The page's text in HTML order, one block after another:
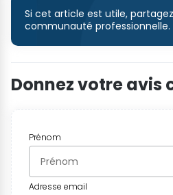
Si cet article est utile,
communauté professionnelle.
Donnez votre avis
Prénom
Adresse email